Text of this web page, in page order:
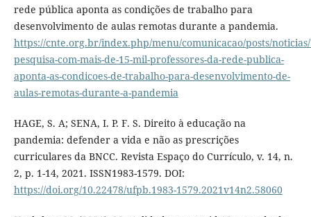
rede pública aponta as condições de trabalho para
desenvolvimento de aulas remotas durante a pandemia.
https://cnte.org.br/index.php/menu/comunicacao/posts/noticias/
pesquisa-com-mais-de-15-mil-professores-da-rede-publica-
aponta-as-condicoes-de-trabalho-para-desenvolvimento-de-
aulas-remotas-durante-a-pandemia
HAGE, S. A; SENA, I. P. F. S. Direito à educação na
pandemia: defender a vida e não as prescrições
curriculares da BNCC. Revista Espaço do Currículo, v. 14, n.
2, p. 1-14, 2021. ISSN1983-1579. DOI:
https://doi.org/10.22478/ufpb.1983-1579.2021v14n2.58060